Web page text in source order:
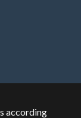
according